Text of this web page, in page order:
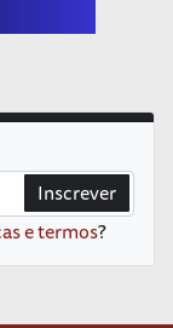
e termos?
Inscrever